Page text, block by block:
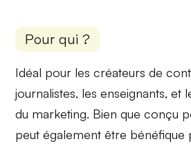
Pour qui ?
Idéal pour lescréateurs de
journalistes, les enseignants, et
du marketing. Bien que conçu
peut également être bénéfique